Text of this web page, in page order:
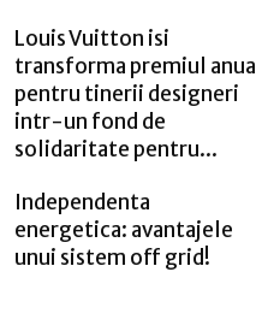
Louis Vuitton isi
transforma premiul anual
pentru tinerii designeri
intr-un fond de
solidaritate pentru...
Independenta
energetica: avantajele
unui sistem off grid!